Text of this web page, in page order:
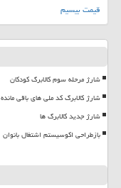
قیمت بیسیم
شارژ مرحله سوم کالابرگ کودکان
شارژ کالابرگ کد ملی های باقی مانده
شارژ جدید کالابرگ ها
بازطراحی اکوسیستم اشتغال بانوان